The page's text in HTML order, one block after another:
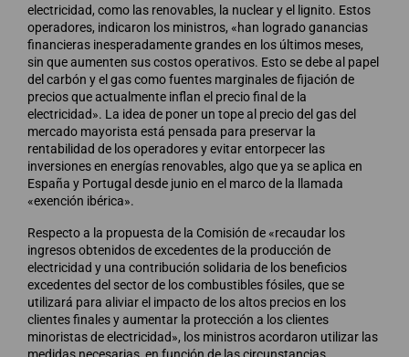
electricidad, como las renovables, la nuclear y el lignito. Estos
operadores, indicaron los ministros, «han logrado ganancias
financieras inesperadamente grandes en los últimos meses,
sin que aumenten sus costos operativos. Esto se debe al papel
del carbón y el gas como fuentes marginales de fijación de
precios que actualmente inflan el precio final de la
electricidad». La idea de poner un tope al precio del gas del
mercado mayorista está pensada para preservar la
rentabilidad de los operadores y evitar entorpecer las
inversiones en energías renovables, algo que ya se aplica en
España y Portugal desde junio en el marco de la llamada
«exención ibérica».
Respecto a la propuesta de la Comisión de «recaudar los
ingresos obtenidos de excedentes de la producción de
electricidad y una contribución solidaria de los beneficios
excedentes del sector de los combustibles fósiles, que se
utilizará para aliviar el impacto de los altos precios en los
clientes finales y aumentar la protección a los clientes
minoristas de electricidad», los ministros acordaron utilizar las